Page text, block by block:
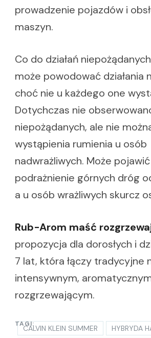
prowadzenie pojazdów i
maszyn.
Co do działań
może powodować działania
choć nie u każdego one
Dotychczas nie
niepożądanych, ale nie
wystąpienia rumienia u osób
nadwrażliwych. Może
podrażnienie górnych dróg
a u osób wrażliwych skurcz
Rub-Arom maść
propozycja dla dorosłych i
7 lat, która łączy tradycyjne
intensywnym,
rozgrzewającym.
TAGI:
CALVIN KLEIN SUMMER
HYBRYDA